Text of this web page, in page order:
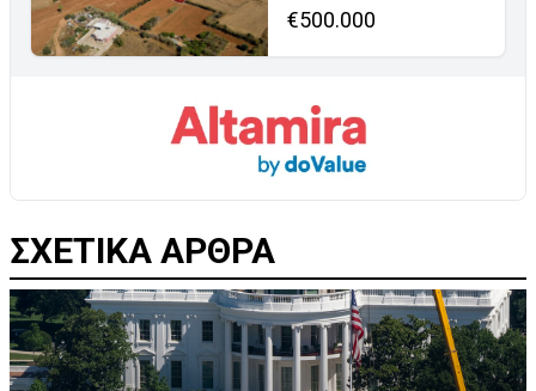
€500.000
ΣΧΕΤΙΚΑ ΑΡΘΡΑ